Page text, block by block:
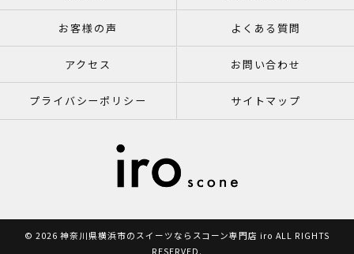
お客様の声 よくある質問
アクセス お問い合わせ
プライバシーポリシー サイトマップ
© 2026 神奈川県横浜市のスイーツならスコーン専門店 iro ALL RIGHTS
RESERVED.